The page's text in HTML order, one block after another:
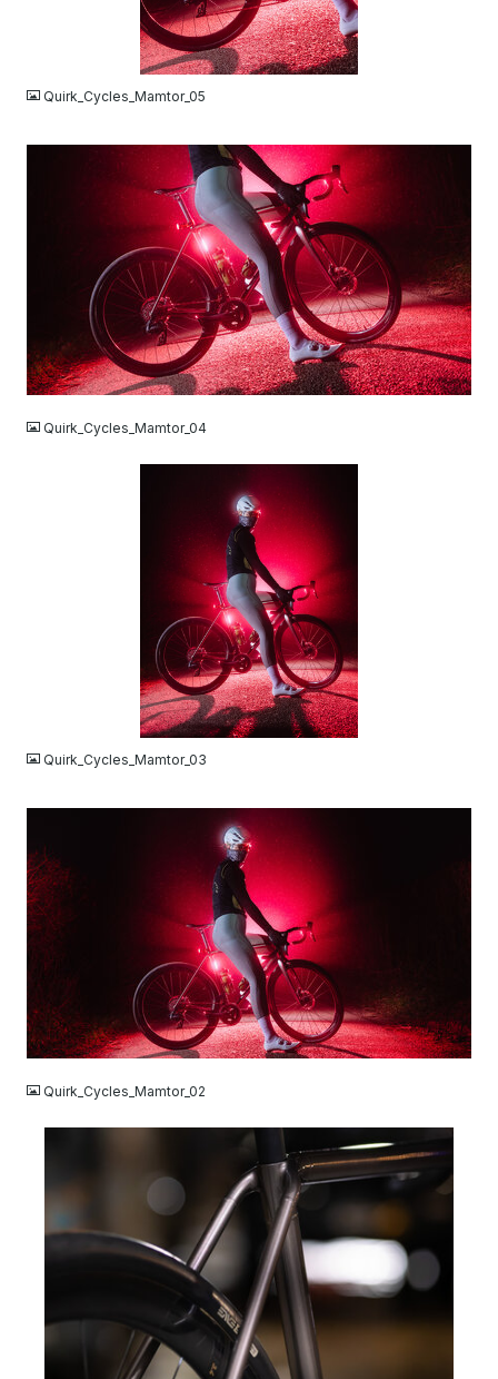
Quirk_Cycles_Mamtor_05
JPG
Quirk_Cycles_Mamtor_04
Quirk_Cycles_Mamtor_03
JPG
Quirk_Cycles_Mamtor_02